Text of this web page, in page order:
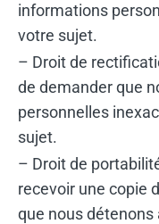
informations
votre sujet.
– Droit de
de demander que
personnelles
sujet.
– Droit de
recevoir une copie
que nous